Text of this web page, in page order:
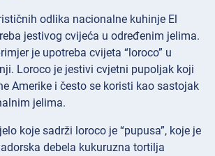
odlika nacionalne kuhinje El
jestivog cvijeća u određenim jelima.
je upotreba cvijeta “loroco” u
Loroco je jestivi cvjetni pupoljak koji
Amerike i često se koristi kao sastojak
jelima.
koje sadrži loroco je “pupusa”, koje je
debela kukuruzna tortilja